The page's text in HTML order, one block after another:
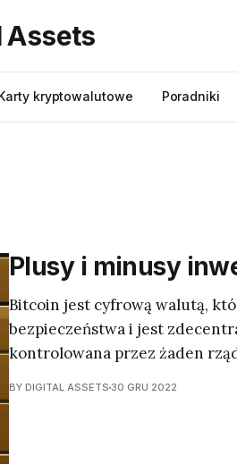
Assets
kryptowalutowe Poradniki
Plusy i minusy
Bitcoin jest cyfrową walutą,
bezpieczeństwa i jest
kontrolowana przez żaden
BY DIGITAL ASSETS 30 GRU 2022